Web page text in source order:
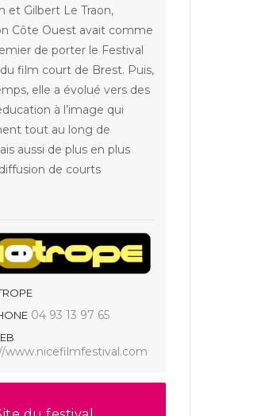
et Gilbert Le Traon,
Côte Ouest avait comme
de porter le Festival
film court de Brest. Puis,
elle a évolué vers des
à l’image qui
tout au long de
aussi de plus en plus
de courts
04 93 13 97 65
www.nicefilmfestival.com